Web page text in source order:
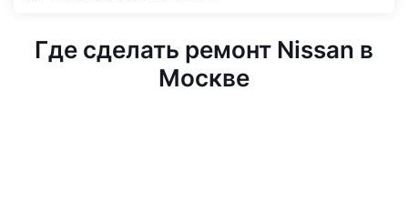
Где сделать ремонт Nissan в
Москве